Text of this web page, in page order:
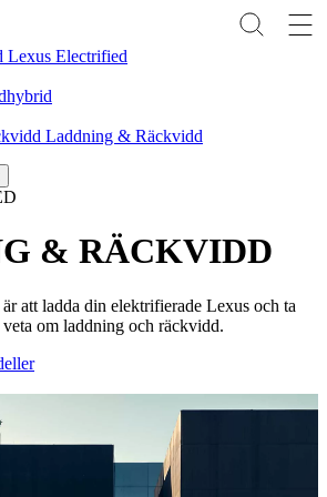
Lexus Electrified
Laddning & Räckvidd
& RÄCKVIDD
att ladda din elektrifierade Lexus och ta
om laddning och räckvidd.